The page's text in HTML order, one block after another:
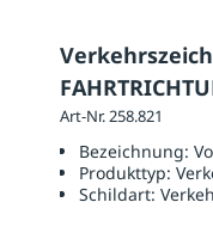
Art-Nr. 258.821
Bezeichnung:
Produkttyp:
Schildart: